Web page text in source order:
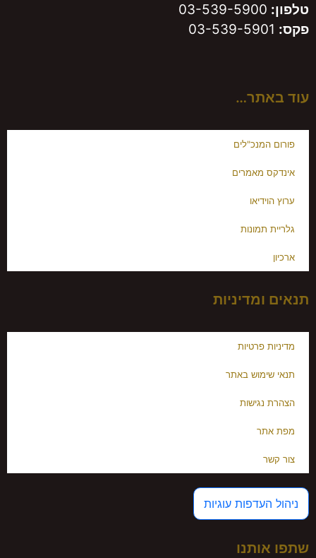
טלפון: 03-539-5900
פקס:
עוד באתר…
פורום המנכ"לים
אינדקס מאמרים
ערוץ הוידיאו
גלריית תמונות
ארכיון
תנאים ומדיניות
מדיניות פרטיות
תנאי שימוש באתר
הצהרת נגישות
מפת אתר
צור קשר
ניהול העדפות עוגיות
שתפו אותנו